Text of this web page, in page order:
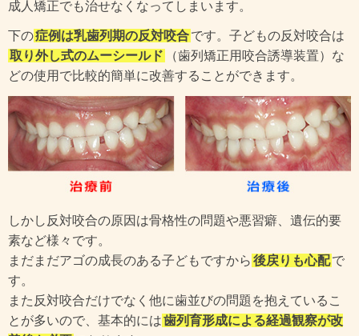
成人矯正でも治せなくなってしまいます。
下の症例は乳歯列期の反対咬合です。子どもの反対咬合は
取り外し式のムーシールド
（歯列矯正用咬合誘導装置）な
どの使用で比較的簡単に改善することができます。
しかし反対咬合の原因は骨格性の問題や悪習癖、遺伝的要
素など様々です。
まだまだアゴの成長のある子どもですから 後戻りも心配で
す。
また反対咬合だけでなく他に歯並びの問題を抱えているこ
とが多いので、基本的には歯列育形成による経過観察が改